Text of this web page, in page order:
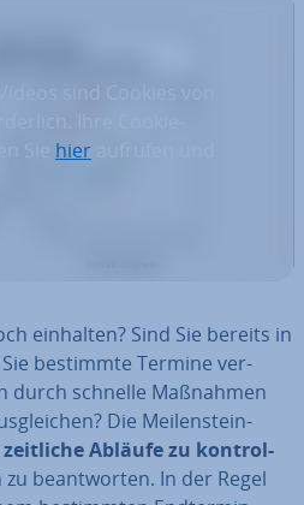
sind Cookies von
Ihre Cookie-
Sie hier
einhalten? Sind Sie bereits in
bestimmte Termine ver­
durch schnelle Maßnahmen
Die Mei­len­stein­
zeitliche Abläufe zu kon­trol­
be­ant­wor­ten. In der Regel